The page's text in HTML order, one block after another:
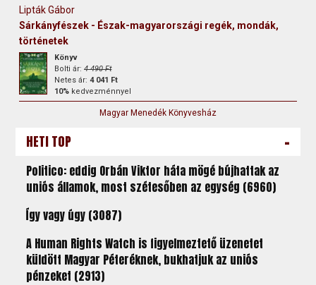
Lipták Gábor
Sárkányfészek - Észak-magyarországi regék, mondák,
történetek
Könyv
Bolti ár:4 490 Ft
Netes ár:4 041 Ft
10% kedvezménnyel
Magyar Menedék Könyvesház
HETI TOP -
Politico: eddig Orbán Viktor háta mögé bújhattak az
uniós államok, most szétesőben az egység (6960)
Így vagy úgy (3087)
A Human Rights Watch is figyelmeztető üzenetet
küldött Magyar Péteréknek, bukhatjuk az uniós
pénzeket (2913)